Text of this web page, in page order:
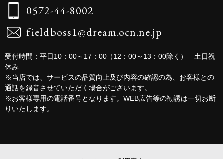
0572-44-8002
fieldboss1@dream.ocn.ne.jp
受付時間：平日10：00～17：00（12：00～13：00除く） 土日祝
休み
※当店では、サービスの品質向上及び内容の確認の為、お客様との
通話を録音させていただく場合がございます。
※お客様専用の電話番号となります。WEB広告等の勧誘は一切お断
りいたします。